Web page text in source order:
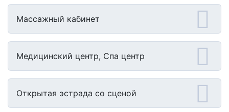
Массажный кабинет
Медицинский центр, Спа центр
Открытая эстрада со сценой